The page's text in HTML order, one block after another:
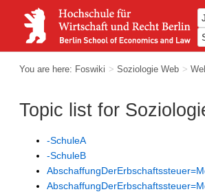
You are here: Foswiki > Soziologie Web >
Topic list for
-SchuleA
-SchuleB